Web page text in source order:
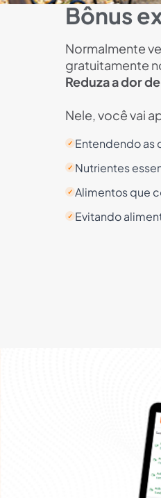
Bônus
Normalmente
gratuitamente
Reduza a dor
Nele, você vai
✓ Entendendo as
✓ Nutrientes
✓ Alimentos que
✓ Evitando